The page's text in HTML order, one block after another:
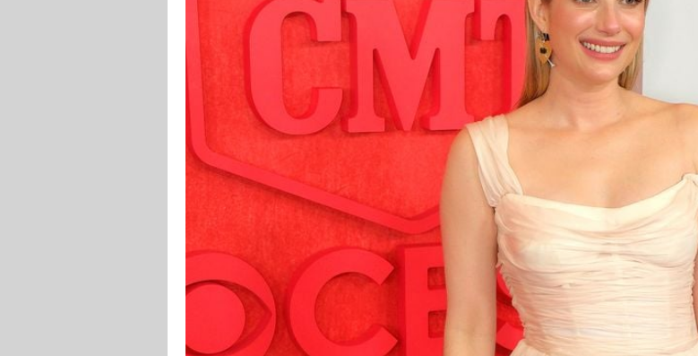
Lifestyle
Familie & Liebe
Promiflash Exklusiv
Alle Themen auf Promiflash
App runterladen
Team
Redaktionelle Richtlinien
Impressum